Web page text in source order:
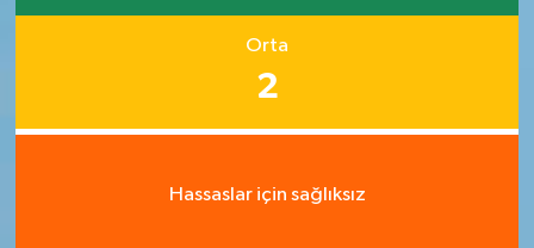
Orta
2
Hassaslar için sağlıksız